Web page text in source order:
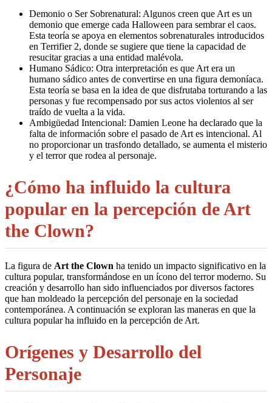
Demonio o Ser Sobrenatural: Algunos creen que Art es un
demonio que emerge cada Halloween para sembrar el caos.
Esta teoría se apoya en elementos sobrenaturales introducidos
en Terrifier 2, donde se sugiere que tiene la capacidad de
resucitar gracias a una entidad malévola.
Humano Sádico: Otra interpretación es que Art era un
humano sádico antes de convertirse en una figura demoníaca.
Esta teoría se basa en la idea de que disfrutaba torturando a las
personas y fue recompensado por sus actos violentos al ser
traído de vuelta a la vida.
Ambigüedad Intencional: Damien Leone ha declarado que la
falta de información sobre el pasado de Art es intencional. Al
no proporcionar un trasfondo detallado, se aumenta el misterio
y el terror que rodea al personaje.
¿Cómo ha influido la cultura
popular en la percepción de Art
the Clown?
La figura de Art the Clown ha tenido un impacto significativo en la
cultura popular, transformándose en un ícono del terror moderno. Su
creación y desarrollo han sido influenciados por diversos factores
que han moldeado la percepción del personaje en la sociedad
contemporánea. A continuación se exploran las maneras en que la
cultura popular ha influido en la percepción de Art.
Orígenes y Desarrollo del
Personaje